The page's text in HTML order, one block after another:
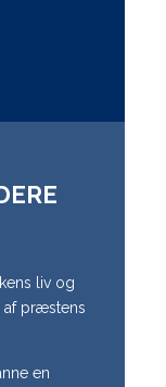
liv og
præstens
en